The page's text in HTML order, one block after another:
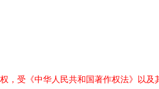
，受《中华人民共和国著作权法》以